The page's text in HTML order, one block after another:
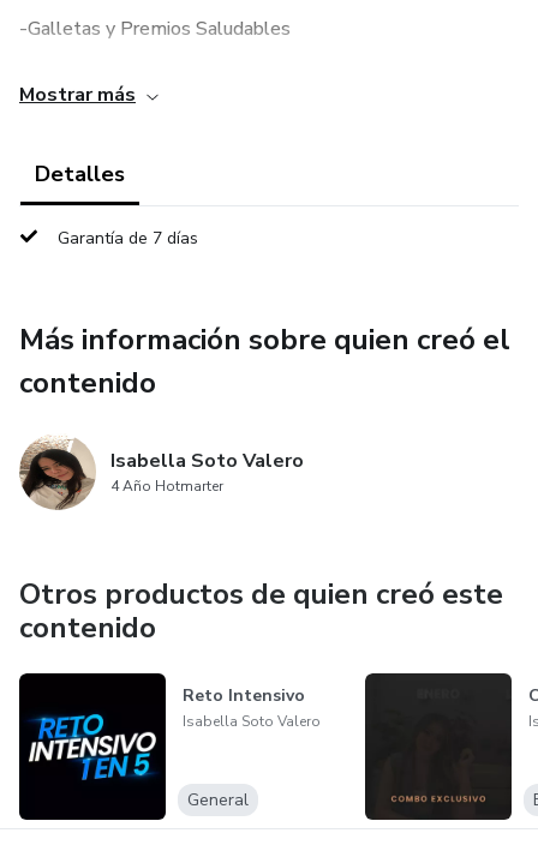
-Galletas y Premios Saludables
-Opciones Vegetarianas y Livianas
-Recetas para Fortalecer la Salud
Mostrar más
Detalles
Garantía de 7 días
Más información sobre quien creó el
contenido
Isabella Soto Valero
4 Año Hotmarter
Otros productos de quien creó este
contenido
Reto Intensivo
Isabella Soto Valero
General